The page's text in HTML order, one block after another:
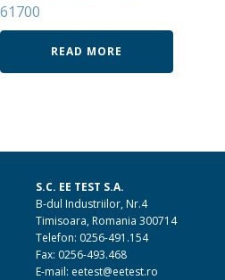
61700
READ MORE
S.C. EE TEST S.A.
B-dul Industriilor, Nr.4
Timisoara, Romania 300714
Telefon: 0256-491.154
Fax: 0256-493.468
E-mail: eetest@eetest.ro